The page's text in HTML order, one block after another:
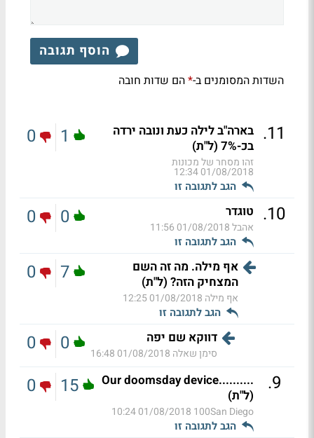
הוסף תגובה
השדות המסומנים ב-*הם שדות חובה
11
. בארה"ב לילה כעת ונובה ירדה
בכ-7% (ל"ת)
זהו מסחר של מכונות
01/08/2018 12:34
הגב לתגובה זו
1
0
10
. טוגדר
אהבל01/08/2018 11:56
הגב לתגובה זו
0
0
אף מילה. מה זה השם
המצחיק הזה? (ל"ת)
אף מילה 01/08/2018 12:25
הגב לתגובה זו
7
0
דווקא שם יפה
סימן שאלה 01/08/2018 16:48
0
0
9
.
..........Our doomsday device
(ל"ת)
100San Diego
01/08/2018 10:24
הגב לתגובה זו
15
0